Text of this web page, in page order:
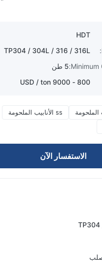
TP304 / 304L / 316 /
5 طن
ss الأنابيب الملحومة
الاستفسار الآن